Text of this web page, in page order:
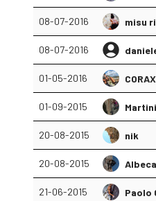
08-07-2016 misu
08-07-2016
01-05-2016 CORAX
01-09-2015
20-08-2015 nik
20-08-2015
21-06-2015 Paolo